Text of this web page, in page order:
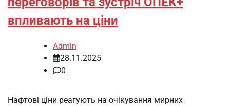
впливають на ціни
Admin
28.11.2025
0
Нафтові ціни реагують на очікування мирних